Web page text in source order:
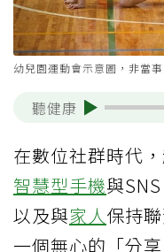
幼兒園運動會示意圖，非當
聽健康
在數位社群時代
智慧型手機與
以及與家人保持
一個無心的「分